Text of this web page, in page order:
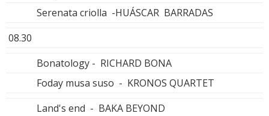
Serenata criolla -HUÁSCAR BARRADAS
08.30
Bonatology - RICHARD BONA
Foday musa suso - KRONOS QUARTET
Land's end - BAKA BEYOND